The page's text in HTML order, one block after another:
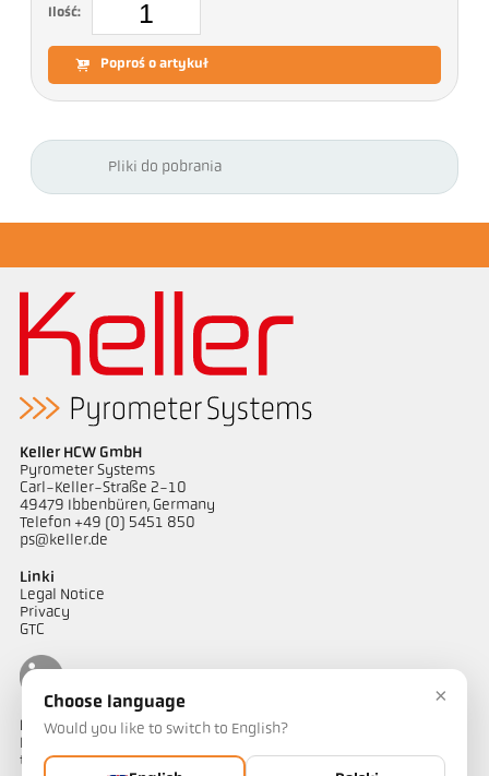
Ilość:
Poproś o artykuł
Pliki do pobrania
Keller HCW GmbH
Pyrometer Systems
Carl-Keller-Straße 2-10
49479 Ibbenbüren, Germany
Telefon +49 (0) 5451 850
ps@keller.de
Linki
Legal Notice
Privacy
GTC
Kontakt
temperatury? Nasz zespół chętnie służy pomocą.
×
Choose language
Would you like to switch to English?